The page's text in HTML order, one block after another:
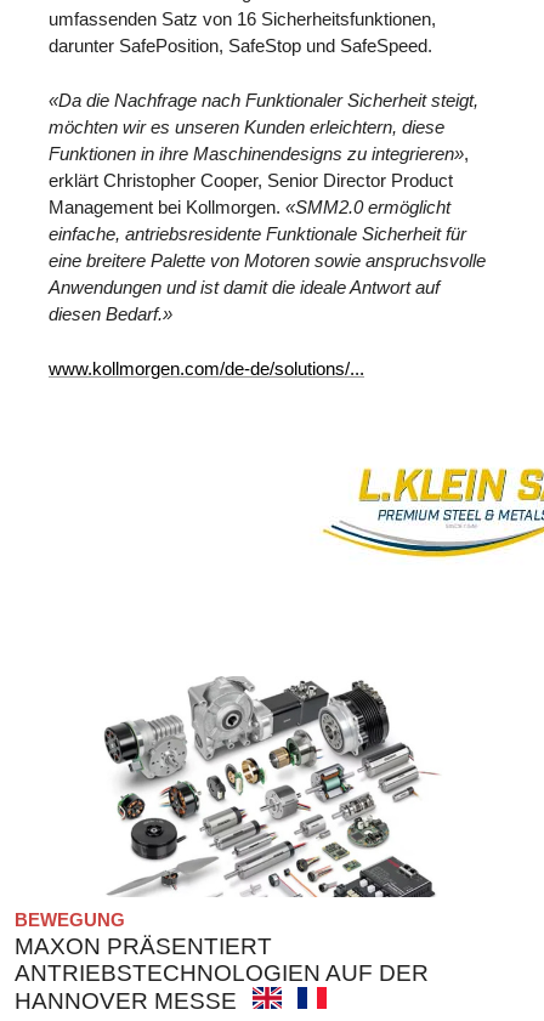
umfassenden Satz von 16 Sicherheitsfunktionen,
darunter SafePosition, SafeStop und SafeSpeed.
«Da die Nachfrage nach Funktionaler Sicherheit steigt,
möchten wir es unseren Kunden erleichtern, diese
Funktionen in ihre Maschinendesigns zu integrieren»,
erklärt Christopher Cooper, Senior Director Product
Management bei Kollmorgen. «SMM2.0 ermöglicht
einfache, antriebsresidente Funktionale Sicherheit für
eine breitere Palette von Motoren sowie anspruchsvolle
Anwendungen und ist damit die ideale Antwort auf
diesen Bedarf.»
www.kollmorgen.com/de-de/solutions/...
BEWEGUNG
MAXON PRÄSENTIERT
ANTRIEBSTECHNOLOGIEN AUF DER
HANNOVER MESSE